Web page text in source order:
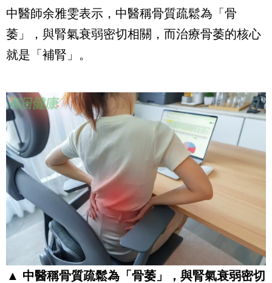
中醫師余雅雯表示，中醫稱骨質疏鬆為「骨
萎」，與腎氣衰弱密切相關，而治療骨萎的核心
就是「補腎」。
▲ 中醫稱骨質疏鬆為「骨萎」，與腎氣衰弱密切